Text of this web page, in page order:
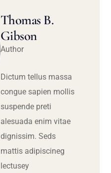
Thomas B.
Gibson
Author
Dictum tellus massa
congue sapien mollis
suspende preti
alesuada enim vitae
dignissim. Seds
mattis adipiscineg
lectusey